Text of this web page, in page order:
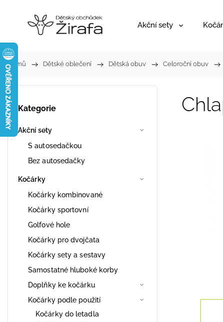
Akční sety
Domů / Dětské oblečení / Dětská obuv / Celoroční obuv /
Kategorie
Akční sety
S autosedačkou
Bez autosedačky
Kočárky
Kočárky kombinované
Kočárky sportovní
Golfové hole
Kočárky pro dvojčata
Kočárky sety a sestavy
Samostatné hluboké korby
Doplňky ke kočárku
Kočárky podle použití
Kočárky do letadla